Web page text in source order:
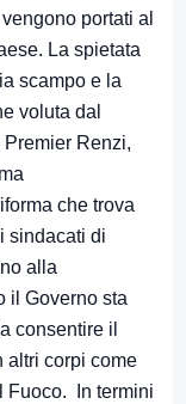
portati al
La spietata
scampo e la
voluta dal
Renzi,
che trova
sindacati di
alla
il Governo sta
consentire il
altri corpi come
Fuoco. In termini